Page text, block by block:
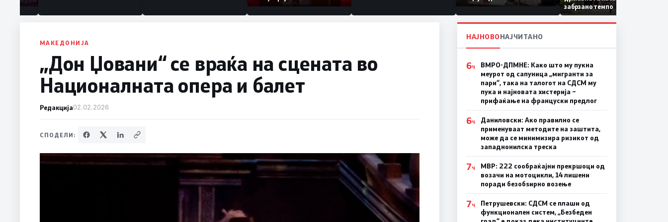
Коридор 8, Македонија
станува раскрсница на
Балканот
забрзано темпо
МАКЕДОНИЈА
„Дон Џовани“ се враќа на сцената во
Националната опера и балет
Редакција02.02.2026
СПОДЕЛИ:
НАЈНОВОНАЈЧИТАНО
6Ч
ВМРО-ДПМНЕ: Како што му пукна
меурот од сапуница „мигранти за
пари“, така на талогот на СДСМ му
пука и најновата хистерија –
прифаќање на француски предлог
6Ч
Даниловски: Ако правилно се
применуваат методите на заштита,
може да се минимизира ризикот од
западнонилска треска
7Ч
МВР: 222 сообраќајни прекршоци од
возачи на мотоцикли, 14 лишени
поради безобѕирно возење
7Ч
Петрушевски: СДСМ се плаши од
функционален систем, „Безбеден